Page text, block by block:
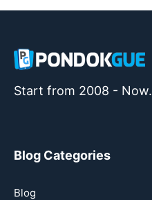
Start from 2008 - Now.
Blog Categories
Blog